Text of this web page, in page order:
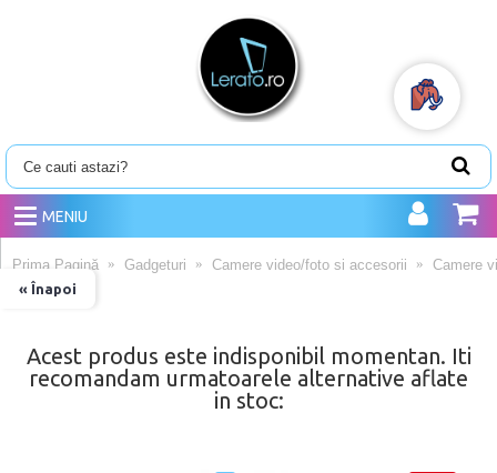
MENIU
« Înapoi
Prima Pagină Gadgeturi Camere video/foto si accesorii Camere
Acest produs este indisponibil momentan. Iti
recomandam urmatoarele alternative aflate
in stoc: